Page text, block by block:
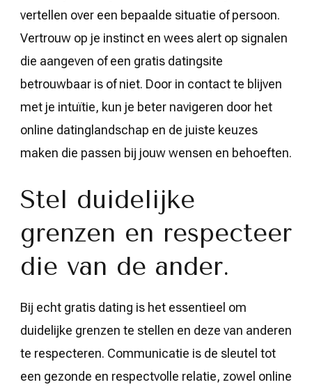
vertellen over een bepaalde situatie of persoon.
Vertrouw op je instinct en wees alert op signalen
die aangeven of een gratis datingsite
betrouwbaar is of niet. Door in contact te blijven
met je intuïtie, kun je beter navigeren door het
online datinglandschap en de juiste keuzes
maken die passen bij jouw wensen en behoeften.
Stel duidelijke
grenzen en respecteer
die van de ander.
Bij echt gratis dating is het essentieel om
duidelijke grenzen te stellen en deze van anderen
te respecteren. Communicatie is de sleutel tot
een gezonde en respectvolle relatie, zowel online